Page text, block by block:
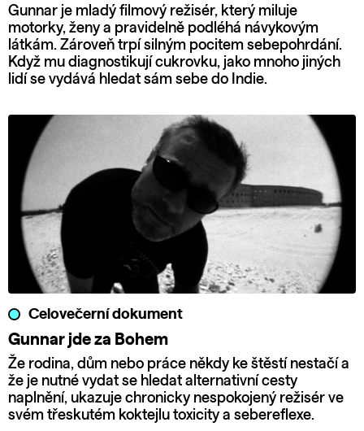
Gunnar je mladý filmový režisér, který miluje
motorky, ženy a pravidelně podléhá návykovým
látkám. Zároveň trpí silným pocitem sebepohrdání.
Když mu diagnostikují cukrovku, jako mnoho jiných
lidí se vydává hledat sám sebe do Indie.
Celovečerní dokument
Gunnar jde za Bohem
Že rodina, dům nebo práce někdy ke štěstí nestačí a
že je nutné vydat se hledat alternativní cesty
naplnění, ukazuje chronicky nespokojený režisér ve
svém třeskutém koktejlu toxicity a sebereflexe.